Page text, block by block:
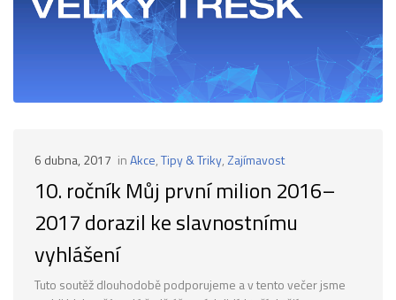
6 dubna, 2017 inAkce,Tipy & Triky, Zajímavost
10. ročník Můj první milion 2016–
2017 dorazil ke slavnostnímu
vyhlášení
Tuto soutěž dlouhodobě podporujeme a v tento večer jsme